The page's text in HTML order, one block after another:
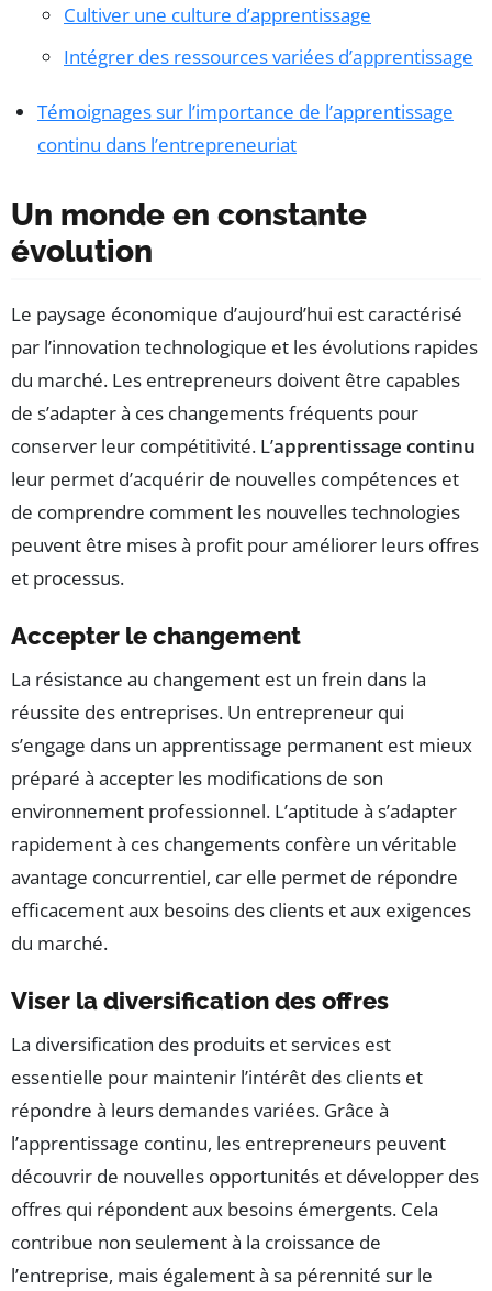
Cultiver une culture d’apprentissage
Intégrer des ressources variées d’apprentissage
Témoignages sur l’importance de l’apprentissage
continu dans l’entrepreneuriat
Un monde en constante
évolution
Le paysage économique d’aujourd’hui est caractérisé
par l’innovation technologique et les évolutions rapides
du marché. Les entrepreneurs doivent être capables
de s’adapter à ces changements fréquents pour
conserver leur compétitivité. L’apprentissage continu
leur permet d’acquérir de nouvelles compétences et
de comprendre comment les nouvelles technologies
peuvent être mises à profit pour améliorer leurs offres
et processus.
Accepter le changement
La résistance au changement est un frein dans la
réussite des entreprises. Un entrepreneur qui
s’engage dans un apprentissage permanent est mieux
préparé à accepter les modifications de son
environnement professionnel. L’aptitude à s’adapter
rapidement à ces changements confère un véritable
avantage concurrentiel, car elle permet de répondre
efficacement aux besoins des clients et aux exigences
du marché.
Viser la diversification des offres
La diversification des produits et services est
essentielle pour maintenir l’intérêt des clients et
répondre à leurs demandes variées. Grâce à
l’apprentissage continu, les entrepreneurs peuvent
découvrir de nouvelles opportunités et développer des
offres qui répondent aux besoins émergents. Cela
contribue non seulement à la croissance de
l’entreprise, mais également à sa pérennité sur le